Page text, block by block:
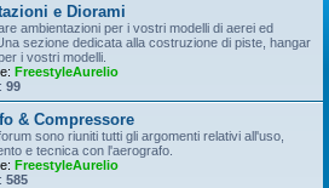
e Diorami
ambientazioni per i vostri modelli di aerei ed
sezione dedicata alla costruzione di piste, hangar
i vostri modelli.
FreestyleAurelio
99
& Compressore
sono riuniti tutti gli argomenti relativi all'uso,
e tecnica con l'aerografo.
FreestyleAurelio
585